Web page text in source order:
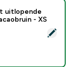
legging met
uitlopende
- XS